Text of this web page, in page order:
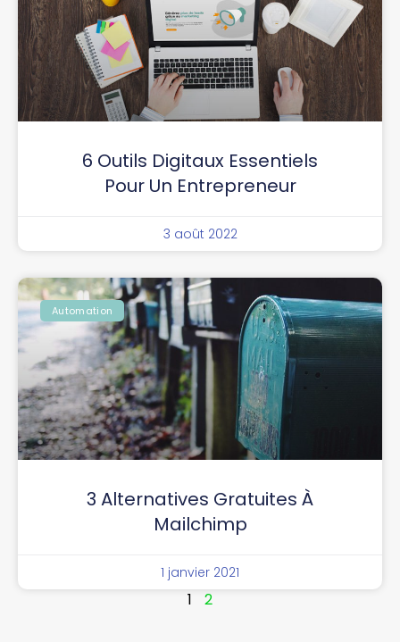
6 Outils Digitaux Essentiels
Pour Un Entrepreneur
3 août 2022
Automation
3 Alternatives Gratuites À
Mailchimp
1 janvier 2021
1 2